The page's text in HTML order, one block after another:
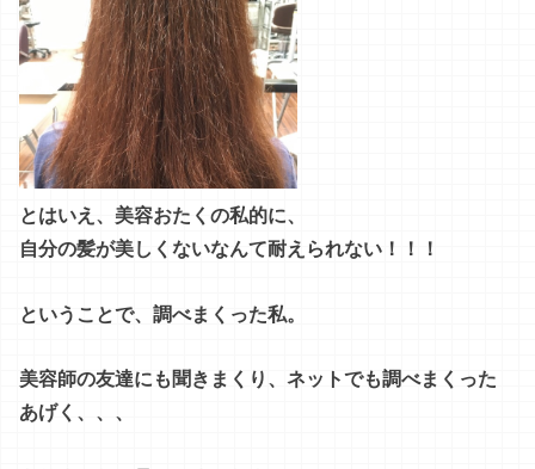
とはいえ、美容おたくの私的に、
自分の髪が美しくないなんて耐えられない！！！
ということで、調べまくった私。
美容師の友達にも聞きまくり、ネットでも調べまくった
あげく、、、